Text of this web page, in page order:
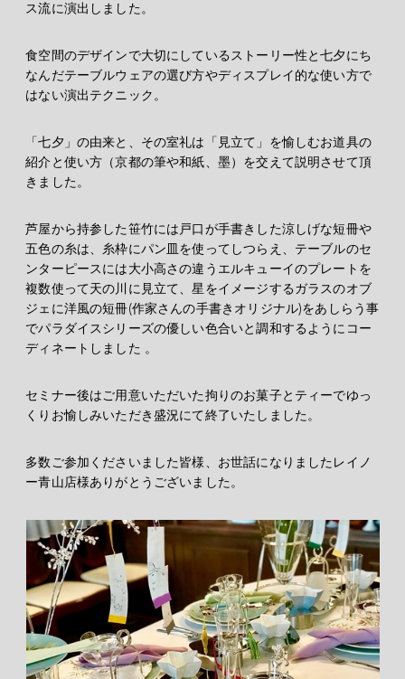
ス流に演出しました。
食空間のデザインで大切にしているストーリー性と七夕にち
なんだテーブルウェアの選び方やディスプレイ的な使い方で
はない演出テクニック。
「七夕」の由来と、その室礼は「見立て」を愉しむお道具の
紹介と使い方（京都の筆や和紙、墨）を交えて説明させて頂
きました。
芦屋から持参した笹竹には戸口が手書きした涼しげな短冊や
五色の糸は、糸枠にパン皿を使ってしつらえ、テーブルのセ
ンターピースには大小高さの違うエルキューイのプレートを
複数使って天の川に見立て、星をイメージするガラスのオブ
ジェに洋風の短冊(作家さんの手書きオリジナル)をあしらう事
でパラダイスシリーズの優しい色合いと調和するようにコー
ディネートしました 。
セミナー後はご用意いただいた拘りのお菓子とティーでゆっ
くりお愉しみいただき盛況にて終了いたしました。
多数ご参加くださいました皆様、お世話になりましたレイノ
ー青山店様ありがとうございました。